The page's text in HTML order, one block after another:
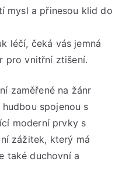
s
mysl a přinesou klid do
léčí, čeká vás jemná
pro vnitřní ztišení.
zaměřené na žánr
spojenou s
moderní prvky s
zážitek, který má
také duchovní a